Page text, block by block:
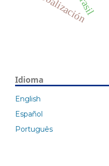
Idioma
English
Español
Português